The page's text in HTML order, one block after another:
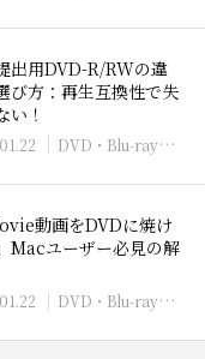
出用DVD-R/RWの違
び方：再生互換性で失
い！
DVD・Blu-rayへの書き込み方法
動画をDVDに焼け
Macユーザー必見の解
DVD・Blu-rayへの書き込み方法